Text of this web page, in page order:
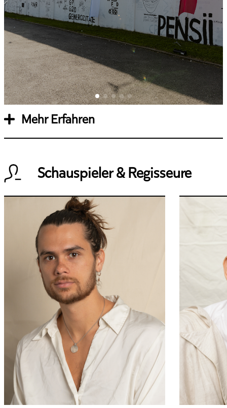
Mehr Erfahren
Schauspieler & Regisseure